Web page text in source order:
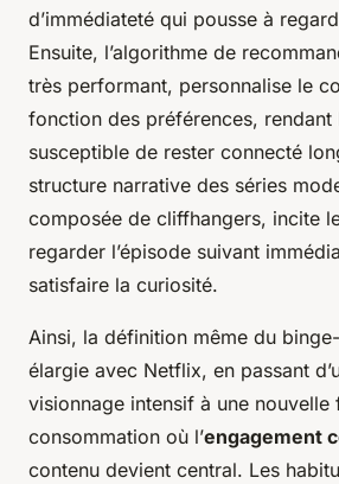
d’immédiateté qui pousse à
Ensuite, l’algorithme de
très performant, personnalise le
fonction des préférences, rendant
susceptible de rester connecté
structure narrative des séries
composée de cliffhangers, incite
regarder l’épisode suivant
satisfaire la curiosité.
Ainsi, la définition même du
élargie avec Netflix, en passant
visionnage intensif à une nouvelle
consommation où l’engagement
contenu devient central. Les